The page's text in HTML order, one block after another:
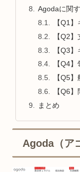
Agodaに関
【Q1
【Q2
【Q3
【Q4
【Q5
【Q6
まとめ
Agoda（ア